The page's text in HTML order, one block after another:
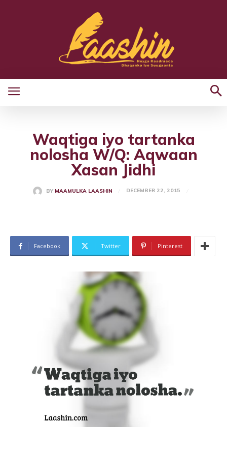
Waqtiga iyo tartanka
nolosha W/Q: Aqwaan
Xasan Jidhi
BY MAAMULKA LAASHIN DECEMBER 22, 2015
Facebook Twitter Pinterest